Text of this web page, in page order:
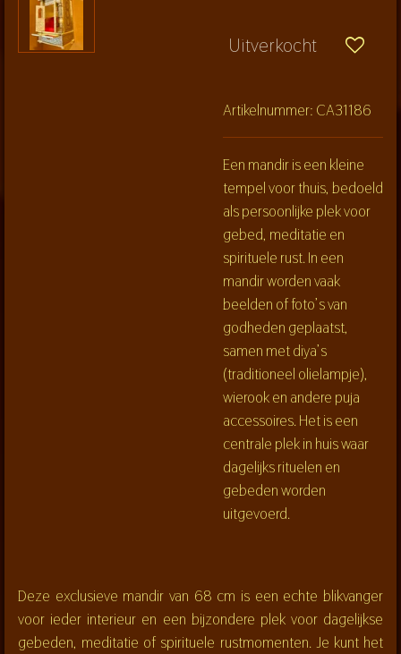
Uitverkocht
Artikelnummer: CA31186
Een mandir is een kleine
tempel voor thuis, bedoeld
als persoonlijke plek voor
gebed, meditatie en
spirituele rust. In een
mandir worden vaak
beelden of foto’s van
godheden geplaatst,
samen met diya’s
(traditioneel olielampje),
wierook en andere puja
accessoires. Het is een
centrale plek in huis waar
dagelijks rituelen en
gebeden worden
uitgevoerd.
Deze exclusieve mandir van 68 cm is een echte blikvanger
voor ieder interieur en een bijzondere plek voor dagelijkse
gebeden, meditatie of spirituele rustmomenten. Je kunt het